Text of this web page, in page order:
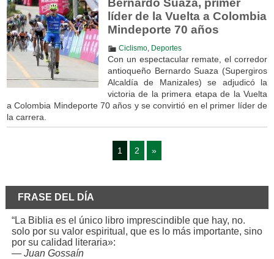
líder de la Vuelta a Colombia
Mindeporte 70 años
Ciclismo, Deportes
Con un espectacular remate, el corredor
antioqueño Bernardo Suaza (Supergiros
Alcaldía de Manizales) se adjudicó la
victoria de la primera etapa de la Vuelta
a Colombia Mindeporte 70 años y se convirtió en el primer líder de
la carrera.
1 2 »
FRASE DEL DÍA
“La Biblia es el único libro imprescindible que hay, no.
solo por su valor espiritual, que es lo más importante, sino
por su calidad literaria»:
— Juan Gossaín